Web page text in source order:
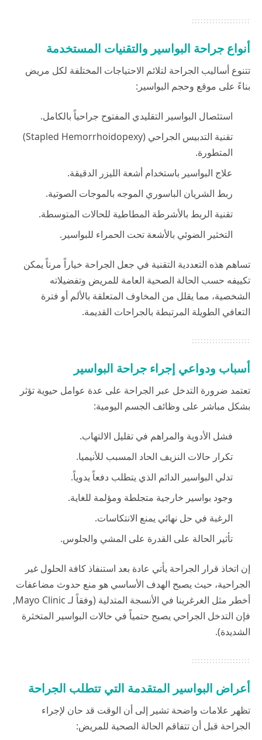
أنواع جراحة البواسير والتقنيات المستخدمة
تتنوع أساليب الجراحة لتلائم الاحتياجات المختلفة لكل مريض
بناءً على موقع وحجم البواسير:
استئصال البواسير التقليدي المفتوح جراحياً بالكامل.
تقنية التدبيس الجراحي (Stapled Hemorrhoidopexy)
المتطورة.
علاج البواسير باستخدام أشعة الليزر الدقيقة.
ربط الشريان الباسوري الموجه بالموجات الصوتية.
تقنية الربط بالأشرطة المطاطية للحالات المتوسطة.
التخثير الضوئي بالأشعة تحت الحمراء للبواسير.
تساهم هذه التعددية التقنية في جعل الجراحة خياراً مرناً يمكن
تكييفه حسب الحالة الصحية العامة للمريض وتفضيلاته
الشخصية، مما يقلل من المخاوف المتعلقة بالألم أو فترة
التعافي الطويلة المرتبطة بالجراحات القديمة.
أسباب ودواعي إجراء جراحة البواسير
تعتمد ضرورة التدخل عبر الجراحة على عدة عوامل حيوية تؤثر
بشكل مباشر على وظائف الجسم اليومية:
فشل الأدوية والمراهم في تقليل الالتهاب.
تكرار حالات النزيف الحاد المسبب للأنيميا.
تدلي البواسير الدائم الذي يتطلب دفعاً يدوياً.
وجود بواسير خارجية متجلطة ومؤلمة للغاية.
الرغبة في حل نهائي يمنع الانتكاسات.
تأثير الحالة على القدرة على المشي والجلوس.
إن اتخاذ قرار الجراحة يأتي عادة بعد استنفاذ كافة الحلول غير
الجراحية، حيث يصبح الهدف الأساسي هو منع حدوث مضاعفات
أخطر مثل الغرغرينا في الأنسجة المتدلية (وفقاً لـMayo Clinic
,
فإن التدخل الجراحي يصبح حتمياً في حالات البواسير المتخثرة
الشديدة).
أعراض البواسير المتقدمة التي تتطلب الجراحة
تظهر علامات واضحة تشير إلى أن الوقت قد حان لإجراء
الجراحة قبل أن تتفاقم الحالة الصحية للمريض: